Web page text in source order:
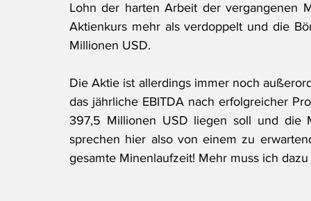
Lohn der harten Arbeit der vergangenen
Aktienkurs mehr als verdoppelt und die
Millionen USD.
Die Aktie ist allerdings immer noch
das jährliche EBITDA nach erfolgreicher
397,5 Millionen USD liegen soll und die
sprechen hier also von einem zu
gesamte Minenlaufzeit! Mehr muss ich